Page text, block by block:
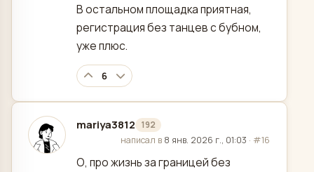
В остальном площадка приятная,
регистрация без танцев с бубном,
уже плюс.
6
mariya3812 192
отредактировано
написал в 8 янв. 2026 г., 01:03 · #16
О, про жизнь за границей без